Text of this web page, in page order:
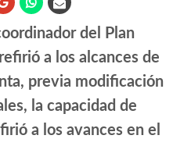
del Plan
a los alcances de
previa modificación
la capacidad de
a los avances en el